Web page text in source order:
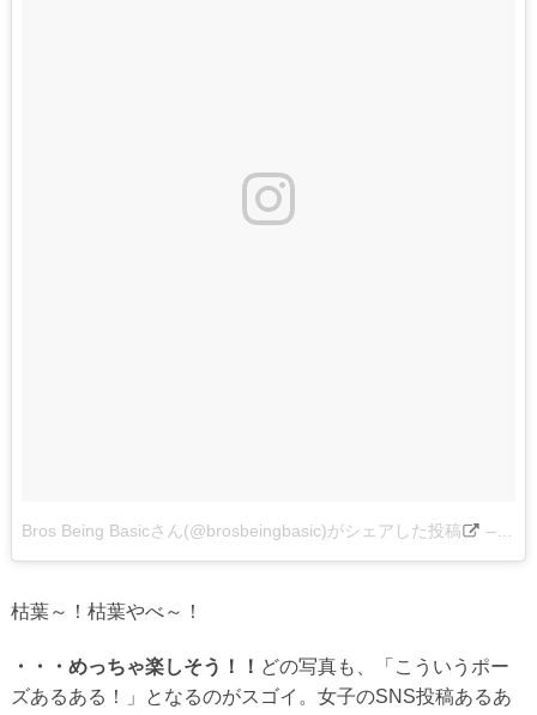
Bros Being Basicさん(@brosbeingbasic)がシェアした投稿 –
枯葉～！枯葉やべ～！
・・・めっちゃ楽しそう！！ どの写真も、「こういうポー
ズあるある！」となるのがスゴイ。女子のSNS投稿あるあ